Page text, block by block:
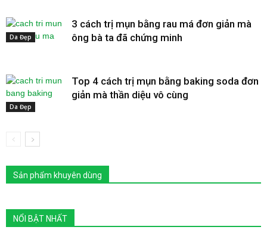
Da Đẹp
3 cách trị mụn bằng rau má đơn giản mà
ông bà ta đã chứng minh
Da Đẹp
Top 4 cách trị mụn bằng baking soda đơn
giản mà thần diệu vô cùng
Sản phẩm khuyên dùng
NỔI BẬT NHẤT